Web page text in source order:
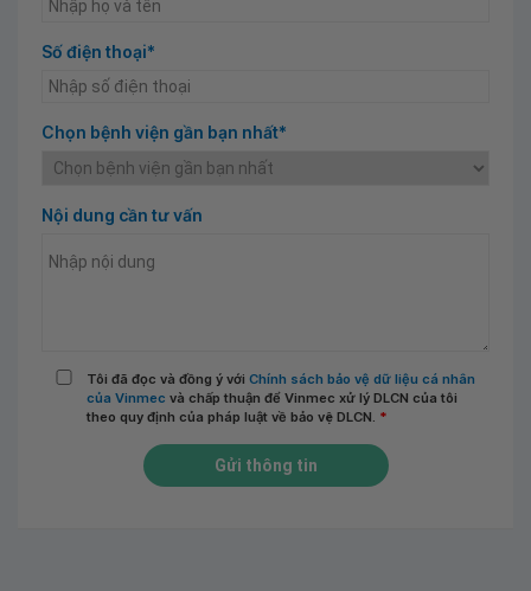
Số điện thoại*
Chọn bệnh viện gần bạn nhất*
Nội dung cần tư vấn
Tôi đã đọc và đồng ý với Chính sách bảo vệ dữ liệu cá nhân
của Vinmec và chấp thuận để Vinmec xử lý DLCN của tôi
theo quy định của pháp luật về bảo vệ DLCN. *
Gửi thông tin